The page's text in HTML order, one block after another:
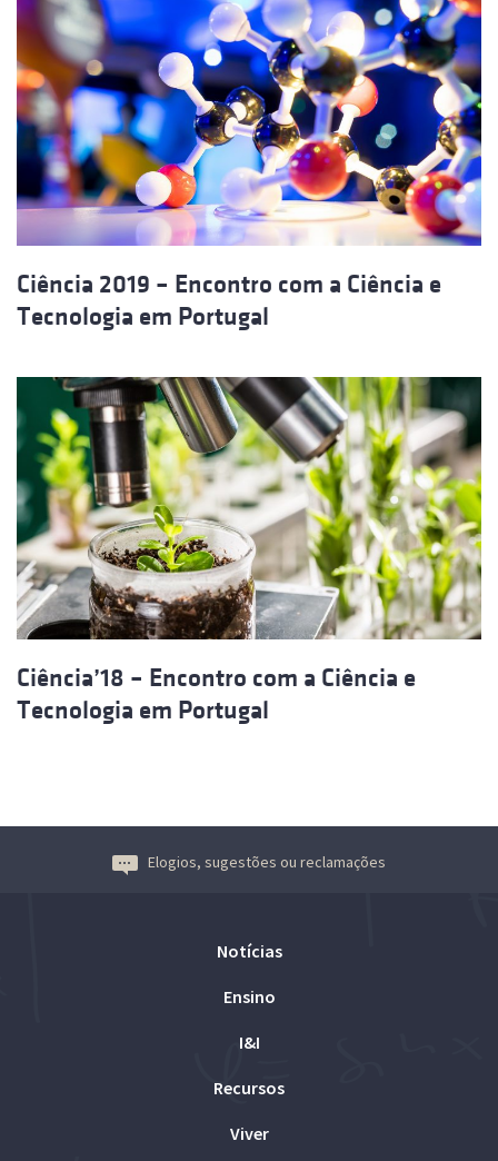
Ciência 2019 – Encontro com a Ciência e
Tecnologia em Portugal
Ciência’18 – Encontro com a Ciência e
Tecnologia em Portugal
Elogios, sugestões ou reclamações
Notícias
Ensino
I&I
Recursos
Viver